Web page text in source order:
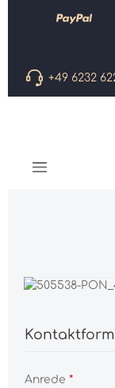
Zum Hauptinhalt
+49 6232
Wir
Anrede *